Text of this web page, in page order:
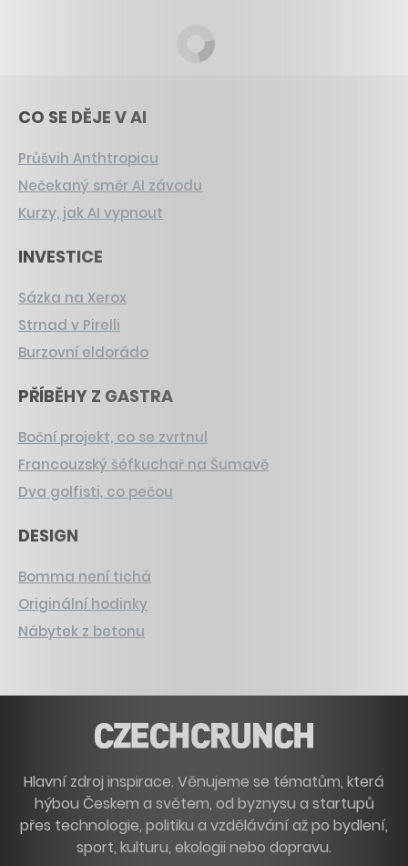
CO SE DĚJE V AI
Průšvih Anthtropicu
Nečekaný směr AI závodu
Kurzy, jak AI vypnout
INVESTICE
Sázka na Xerox
Strnad v Pirelli
Burzovní eldorádo
PŘÍBĚHY Z GASTRA
Boční projekt, co se zvrtnul
Francouzský šéfkuchař na Šumavě
Dva golfisti, co pečou
DESIGN
Bomma není tichá
Originální hodinky
Nábytek z betonu
Hlavní zdroj inspirace. Věnujeme se tématům, která
hýbou Českem a světem, od byznysu a startupů
přes technologie, politiku a vzdělávání až po bydlení,
sport, kulturu, ekologii nebo dopravu.